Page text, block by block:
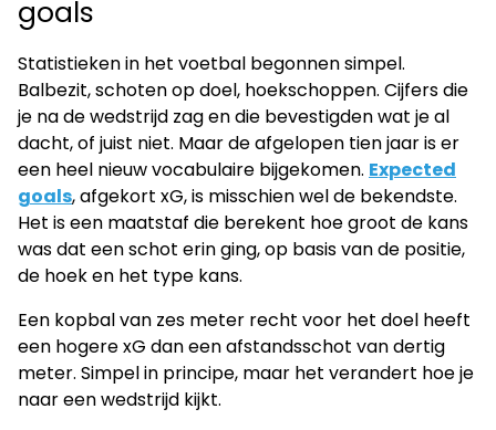
goals
Statistieken in het voetbal begonnen simpel.
Balbezit, schoten op doel, hoekschoppen. Cijfers die
je na de wedstrijd zag en die bevestigden wat je al
dacht, of juist niet. Maar de afgelopen tien jaar is er
een heel nieuw vocabulaire bijgekomen. Expected
goals, afgekort xG, is misschien wel de bekendste.
Het is een maatstaf die berekent hoe groot de kans
was dat een schot erin ging, op basis van de positie,
de hoek en het type kans.
Een kopbal van zes meter recht voor het doel heeft
een hogere xG dan een afstandsschot van dertig
meter. Simpel in principe, maar het verandert hoe je
naar een wedstrijd kijkt.